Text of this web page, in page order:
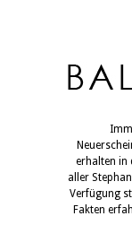
erhalten in
aller
Verfügung
Fakten